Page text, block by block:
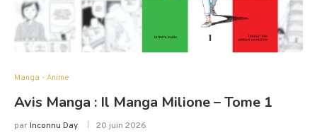
Manga - Anime
Avis Manga : Il Manga Milione – Tome 1
parInconnu Day 20 juin 2026